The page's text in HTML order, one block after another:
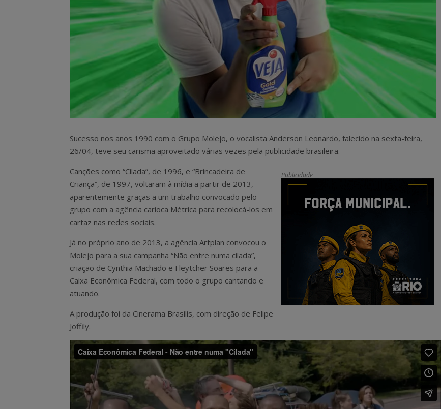
Sucesso nos anos 1990 com o Grupo Molejo, o vocalista Anderson Leonardo, falecido na sexta-feira,
26/04, teve seu carisma aproveitado várias vezes pela publicidade brasileira.
Publicidade
Canções como “Cilada”, de 1996, e “Brincadeira de
Criança”, de 1997, voltaram à mídia a partir de 2013,
aparentemente graças a um trabalho convocado pelo
grupo com a agência carioca Métrica para recolocá-los em
cartaz nas redes sociais.
Já no próprio ano de 2013, a agência Artplan convocou o
Molejo para a sua campanha “Não entre numa cilada”,
criação de Cynthia Machado e Fleytcher Soares para a
Caixa Econômica Federal, com todo o grupo cantando e
atuando.
A produção foi da Cinerama Brasilis, com direção de Felipe
Joffily.